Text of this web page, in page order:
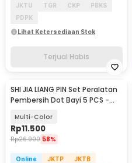
JKTU
TGR CKP
PBKS
PDPK
Lihat Ketersediaan Stok
Terjual Habis
SHI JIA LIANG PIN Set Peralatan
Pembersih Dot Bayi 5 PCS -
Multi-Color
Rp11.500
Rp26.900 58%
Online JKTP
JKTB